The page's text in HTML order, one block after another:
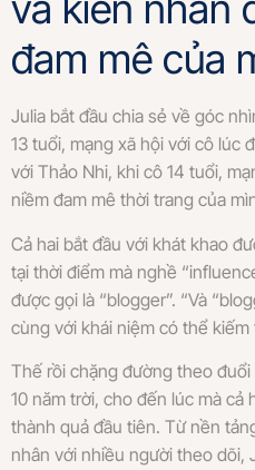
đam mê của
Julia bắt đầu chia sẻ về góc
13 tuổi, mạng xã hội với cô lúc
với Thảo Nhi, khi cô 14 tuổi,
niềm đam mê thời trang của
Cả hai bắt đầu với khát khao
tại thời điểm mà nghề
được gọi là “blogger”. “Và
cùng với khái niệm có thể
Thế rồi chặng đường theo
10 năm trời, cho đến lúc mà
thành quả đầu tiên. Từ nền
nhân với nhiều người theo dõi,